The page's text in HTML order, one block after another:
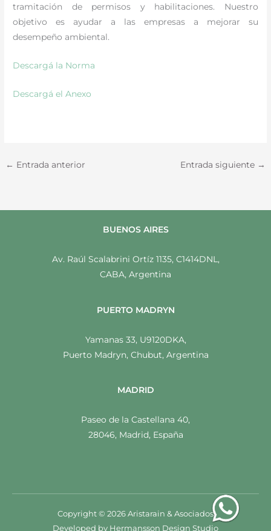
tramitación de permisos y habilitaciones. Nuestro
objetivo es ayudar a las empresas a mejorar su
desempeño ambiental.
Descargá la Norma
Descargá el Anexo
← Entrada anterior Entrada siguiente →
BUENOS AIRES
Av. Raúl Scalabrini Ortíz 1135, C1414DNL,
CABA, Argentina
PUERTO MADRYN
Yamanas 33, U9120DKA,
Puerto Madryn, Chubut, Argentina
MADRID
Paseo de la Castellana 40,
28046, Madrid, España
Copyright © 2026 Aristarain & Asociados
Developed by Hermansson Design Studio